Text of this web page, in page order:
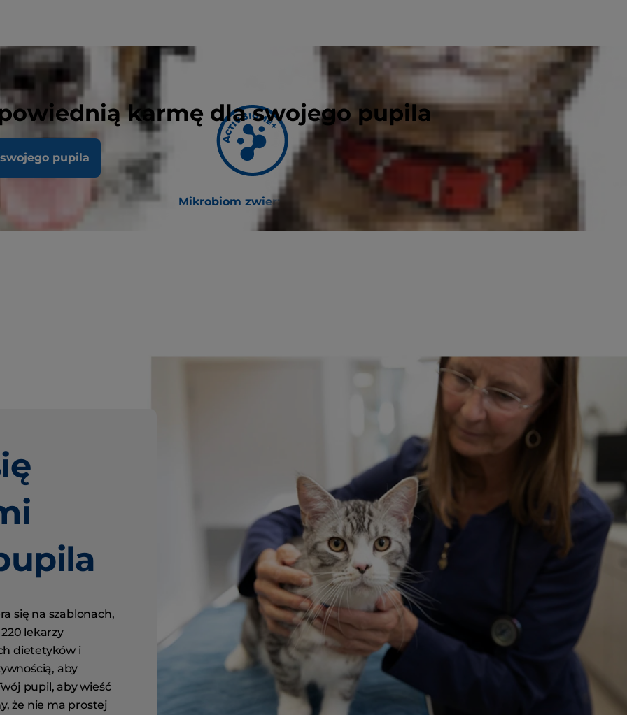
karmę dla swojego pupila
pupila
predykcyjna Mikrobiom zwierząt Zaufanie lekarzy weterynarii
się na szablonach,
lekarzy
dietetyków i
aby
pupil, aby wieść
że nie ma prostej